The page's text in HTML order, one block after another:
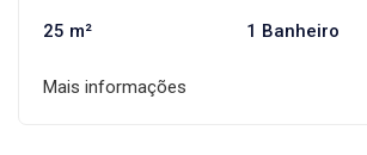
25 m² 1 Banheiro
Mais informações